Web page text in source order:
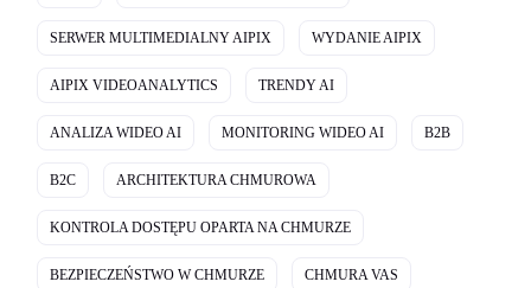
SERWER MULTIMEDIALNY AIPIX WYDANIE AIPIX
AIPIX VIDEOANALYTICS TRENDY AI
ANALIZA WIDEO AI MONITORING WIDEO AI B2B
B2C ARCHITEKTURA CHMUROWA
KONTROLA DOSTĘPU OPARTA NA CHMURZE
BEZPIECZEŃSTWO W CHMURZE CHMURA VAS